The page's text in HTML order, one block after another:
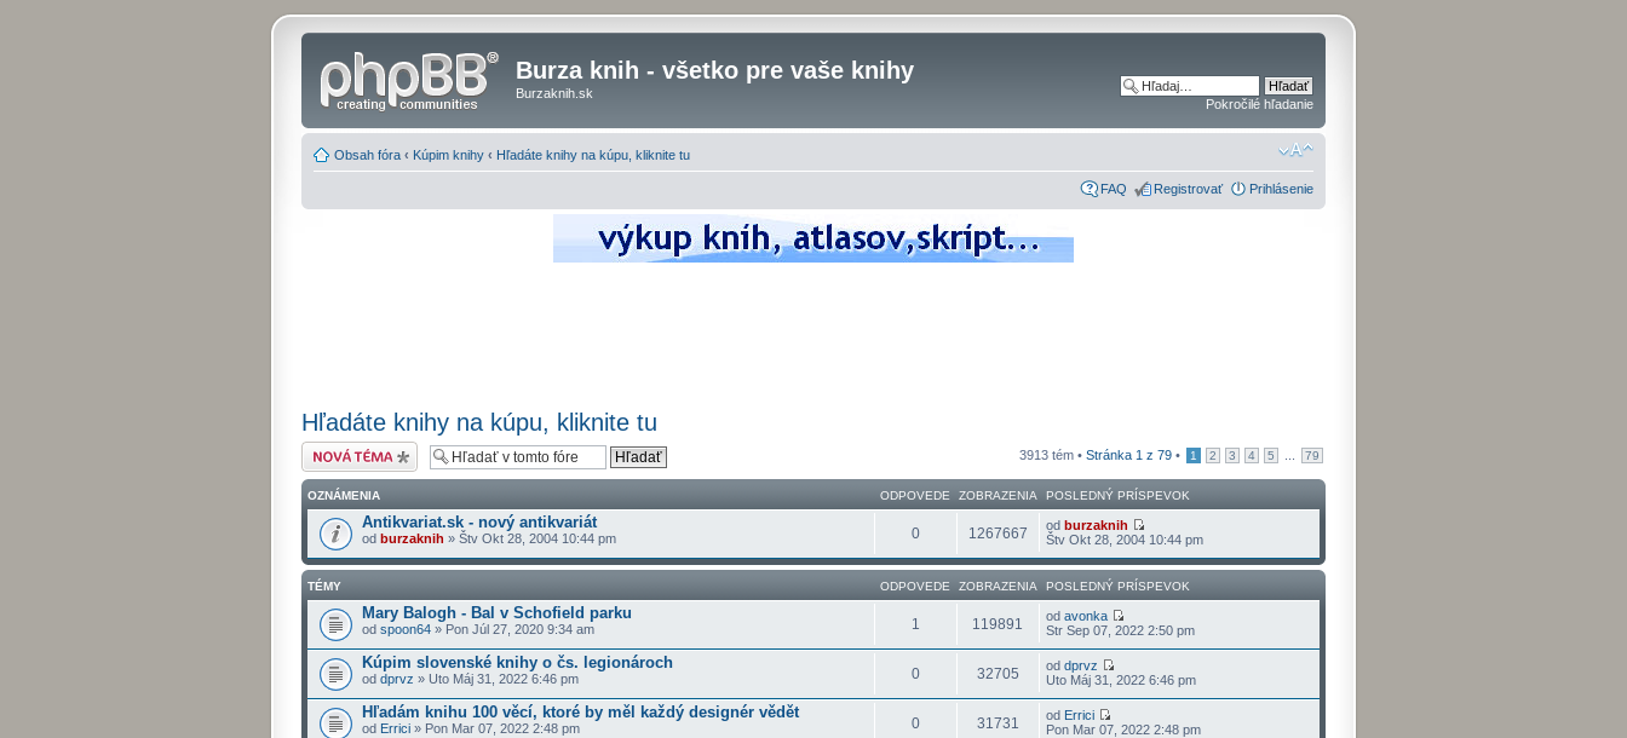
Burza knih - všetko pre vaše knihy
Burzaknih.sk
Pokročilé hľadanie
Obsah fóra ‹ Kúpim knihy ‹ Hľadáte knihy na kúpu, kliknite tu
FAQ Registrovať Prihlásenie
Hľadáte knihy na kúpu, kliknite tu
Odoslať novú tému 3913 tém • Stránka 1 z 79 • 1 2 3 4 5 79
OZNÁMENIA ODPOVEDE ZOBRAZENIA POSLEDNÝ PRÍSPEVOK
Antikvariat.sk - nový antikvariát
od burzaknih » Štv Okt 28, 2004 10:44 pm 0 1267667 od burzaknih
Štv Okt 28, 2004 10:44 pm
TÉMY ODPOVEDE ZOBRAZENIA POSLEDNÝ PRÍSPEVOK
Mary Balogh - Bal v Schofield parku
od spoon64 » Pon Júl 27, 2020 9:34 am 1 119891 od avonka
Str Sep 07, 2022 2:50 pm
Kúpim slovenské knihy o čs. legionároch
od dprvz » Uto Máj 31, 2022 6:46 pm 0 32705 od dprvz
Uto Máj 31, 2022 6:46 pm
Hľadám knihu 100 věcí, ktoré by měl každý designér vědět
od Errici » Pon Mar 07, 2022 2:48 pm 0 31731 od Errici
Pon Mar 07, 2022 2:48 pm